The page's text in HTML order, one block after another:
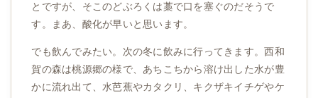
とですが、そこのどぶろくは藁で口を塞ぐのだそうで
す。まあ、酸化が早いと思います。
でも飲んでみたい。次の冬に飲みに行ってきます。西和
賀の森は桃源郷の様で、あちこちから溶け出した水が豊
かに流れ出て、水芭蕉やカタクリ、キクザキイチゲやケ